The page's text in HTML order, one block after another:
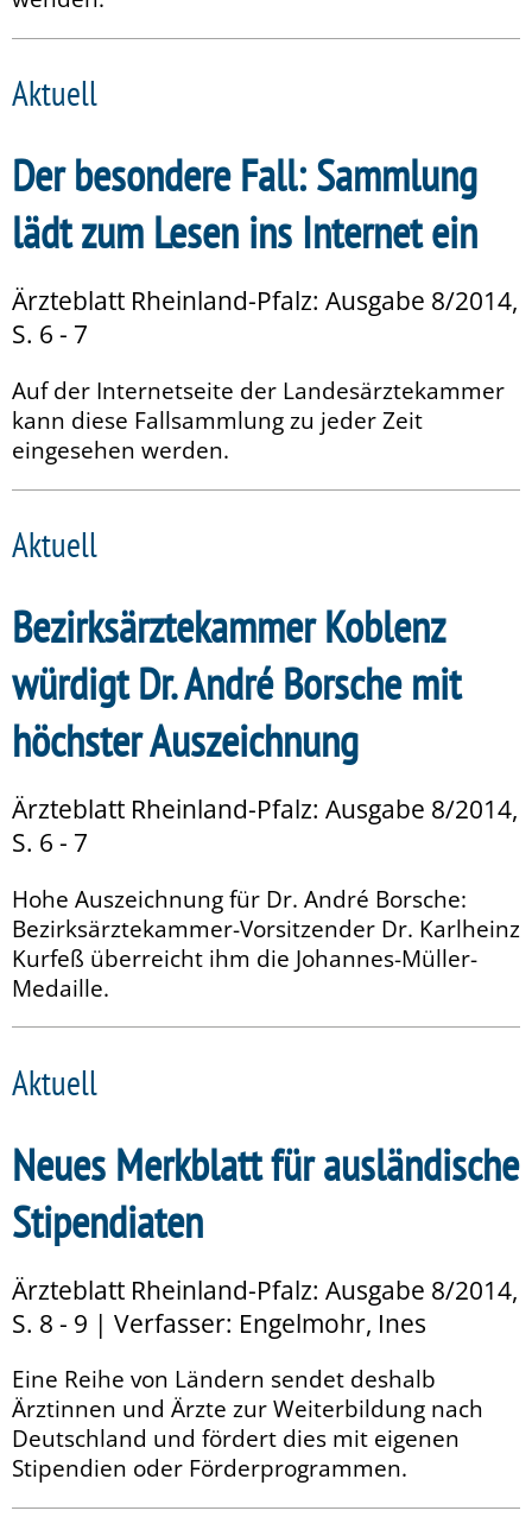
Aktuell
Der besondere Fall: Sammlung
lädt zum Lesen ins Internet ein
Ärzteblatt Rheinland-Pfalz: Ausgabe 8/2014,
S. 6 - 7
Auf der Internetseite der Landesärztekammer
kann diese Fallsammlung zu jeder Zeit
eingesehen werden.
Aktuell
Bezirksärztekammer Koblenz
würdigt Dr. André Borsche mit
höchster Auszeichnung
Ärzteblatt Rheinland-Pfalz: Ausgabe 8/2014,
S. 6 - 7
Hohe Auszeichnung für Dr. André Borsche:
Bezirksärztekammer-Vorsitzender Dr. Karlheinz
Kurfeß überreicht ihm die Johannes-Müller-
Medaille.
Aktuell
Neues Merkblatt für ausländische
Stipendiaten
Ärzteblatt Rheinland-Pfalz: Ausgabe 8/2014,
S. 8 - 9 | Verfasser: Engelmohr, Ines
Eine Reihe von Ländern sendet deshalb
Ärztinnen und Ärzte zur Weiterbildung nach
Deutschland und fördert dies mit eigenen
Stipendien oder Förderprogrammen.